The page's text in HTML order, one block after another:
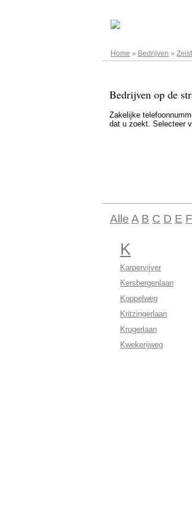
Home » Bedrijven » Zeist
Bedrijven op de
Zakelijke
dat u zoekt. Selecteer
Alle A B C D E F
K
Karpervijver
Kersbergenlaan
Koppelweg
Kritzingerlaan
Krugerlaan
Kwekerijweg